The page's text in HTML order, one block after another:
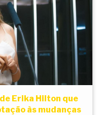
Erika Hilton que
às mudanças